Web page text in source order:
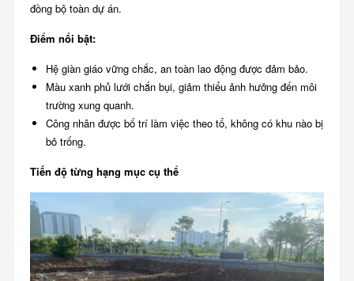
đồng bộ toàn dự án.
Điểm nổi bật:
Hệ giàn giáo vững chắc, an toàn lao động được đảm bảo.
Màu xanh phủ lưới chắn bụi, giảm thiểu ảnh hưởng đến môi
trường xung quanh.
Công nhân được bố trí làm việc theo tổ, không có khu nào bị
bỏ trống.
Tiến độ từng hạng mục cụ thể